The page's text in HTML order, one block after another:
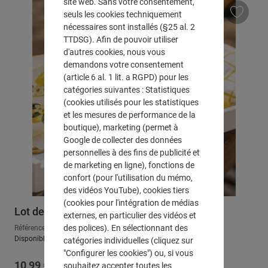
Lot de 2 tasses "Senteur d'été"
Référence : 540066
Disponible, délai de livraison : env. 2-3 jours ouvrables
Prix régulier :
10,99 €
seuls les cookies techniquement
nécessaires sont installés (§25 al. 2
TTDSG). Afin de pouvoir utiliser
d'autres cookies, nous vous
demandons votre consentement
(article 6 al. 1 lit. a RGPD) pour les
catégories suivantes : Statistiques
(cookies utilisés pour les statistiques
et les mesures de performance de la
boutique), marketing (permet à
Google de collecter des données
personnelles à des fins de publicité et
de marketing en ligne), fonctions de
confort (pour l'utilisation du mémo,
des vidéos YouTube), cookies tiers
(cookies pour l'intégration de médias
externes, en particulier des vidéos et
des polices). En sélectionnant des
catégories individuelles (cliquez sur
"Configurer les cookies") ou, si vous
souhaitez accepter toutes les